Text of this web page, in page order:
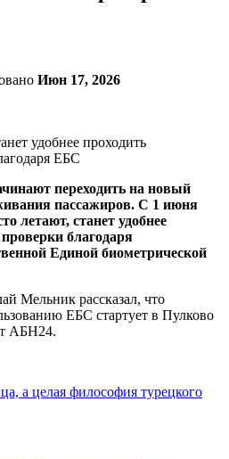
Июн 17, 2026
переходить на новый
пассажиров. С 1 июня
летают, станет удобнее
благодаря
Единой биометрической
Мельник рассказал, что
ЕБС стартует в Пулково
АБН24.
а целая философия турецкого